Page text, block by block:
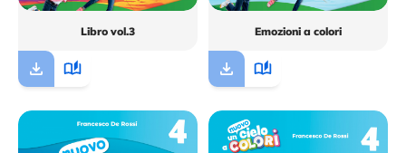
Libro vol.3 Emozioni a colori